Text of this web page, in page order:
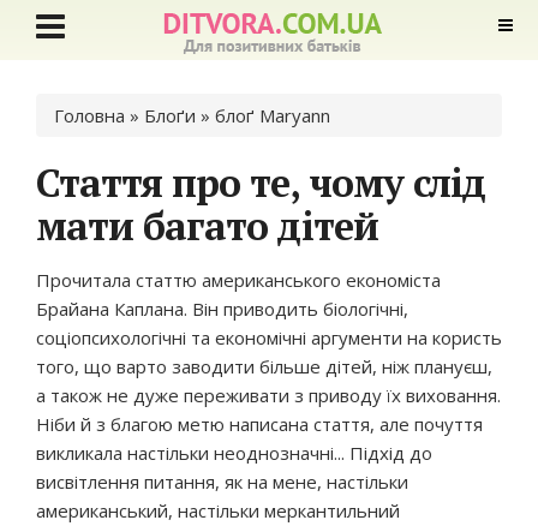
Ви є тут
Головна » Блоґи » блоґ Maryann
Стаття про те, чому слід
мати багато дітей
Прочитала статтю американського економіста
Брайана Каплана. Він приводить біологічні,
соціопсихологічні та економічні аргументи на користь
того, що варто заводити більше дітей, ніж плануєш,
а також не дуже переживати з приводу їх виховання.
Ніби й з благою метю написана стаття, але почуття
викликала настільки неоднозначні... Підхід до
висвітлення питання, як на мене, настільки
американський, настільки меркантильний